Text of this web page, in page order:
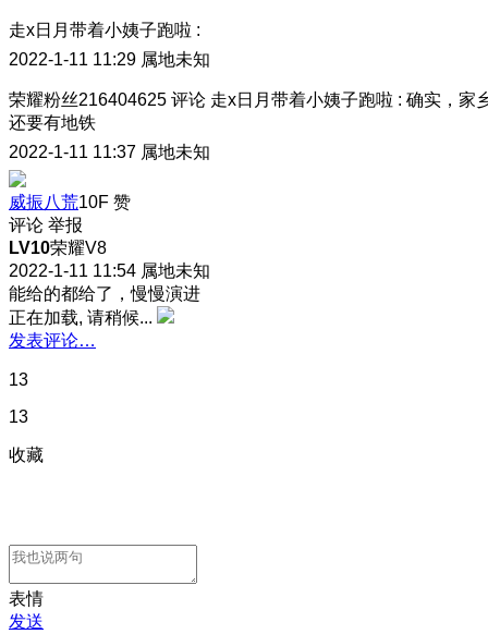
走x日月带着小姨子跑啦 :
2022-1-11 11:29 属地未知
荣耀粉丝216404625 评论 走x日月带着小姨子跑啦 : 确实，家
还要有地铁
2022-1-11 11:37 属地未知
威振八荒10F 赞
评论 举报
LV10荣耀V8
2022-1-11 11:54 属地未知
能给的都给了，慢慢演进
正在加载, 请稍候...
发表评论…
13
13
收藏
表情
发送